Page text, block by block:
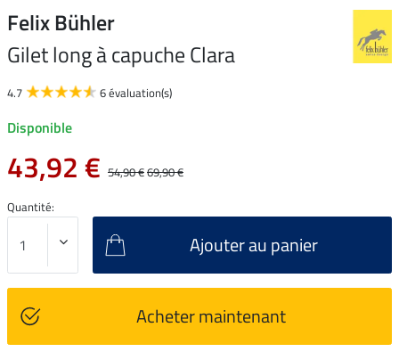
Felix Bühler
Gilet long à capuche Clara
4.7 6 évaluation(s)
Disponible
43,92 € 54,90 €69,90 €
Quantité:
Ajouter au panier
Acheter maintenant